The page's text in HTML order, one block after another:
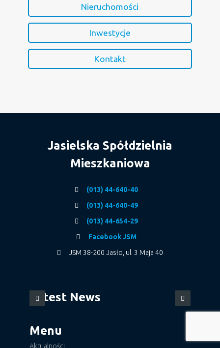
Nieruchomości
Inwestycje
Kontakt
Jasielska Spółdzielnia
Mieszkaniowa
(013) 44-640-40
(013) 44-640-49
(013) 44-654-29
Facebook JSM
JSM 38-200 Jasło, ul. 3 Maja 40
Latest News
Menu
Aktualności